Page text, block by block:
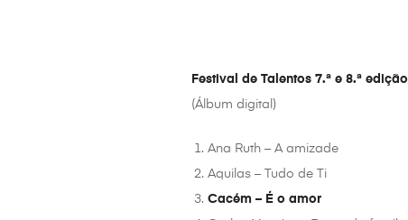
Festival de Talentos 7.ª e 8.ª edição
(Álbum digital)
Ana Ruth – A amizade
Aquilas – Tudo de Ti
Cacém – É o amor